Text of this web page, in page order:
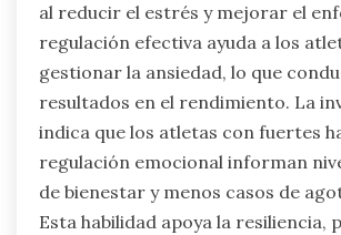
al reducir el estrés y mejorar el
regulación efectiva ayuda a los
gestionar la ansiedad, lo que
resultados en el rendimiento. La
indica que los atletas con fuertes
regulación emocional informan
de bienestar y menos casos de
Esta habilidad apoya la resiliencia,